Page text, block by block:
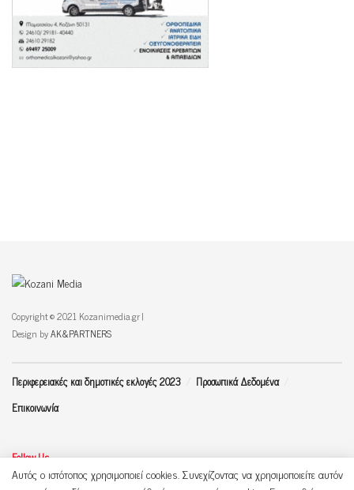
Copyright © 2021 Kozanimedia.gr |
Design byAK&PARTNERS
Περιφερειακές και δημοτικές εκλογές 2023
Προσωπικά Δεδομένα
Επικοινωνία
Follow Us
Αυτός ο ιστότοπος χρησιμοποιεί cookies. Συνεχίζοντας να χρησιμοποιείτε αυτόν